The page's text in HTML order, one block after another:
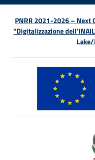
PNRR 2021-2026 – Next
"Digitalizzazione